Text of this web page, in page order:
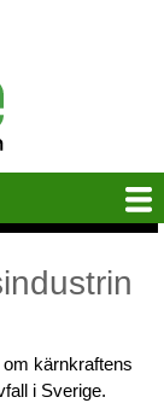
kärnkraftens
i Sverige.